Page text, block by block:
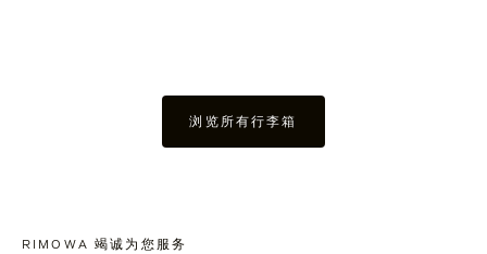
浏览所有行李箱
RIMOWA 竭诚为您服务